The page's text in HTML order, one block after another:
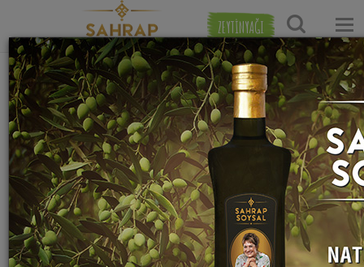
ZEYTİNYAĞI
Ana Sayfa Tatlı Tarifleri